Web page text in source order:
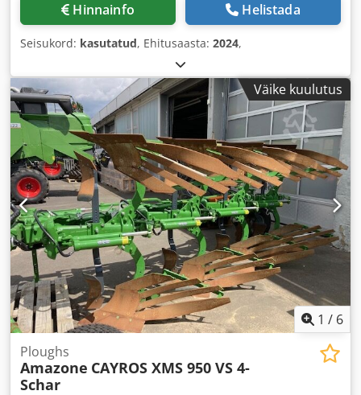
Hinnainfo Helistada
Seisukord: kasutatud, Ehitusaasta: 2024,
Väike kuulutus
1 / 6
Ploughs
Amazone CAYROS XMS 950 VS 4-
Schar